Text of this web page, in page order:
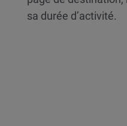
sa durée d’activité.